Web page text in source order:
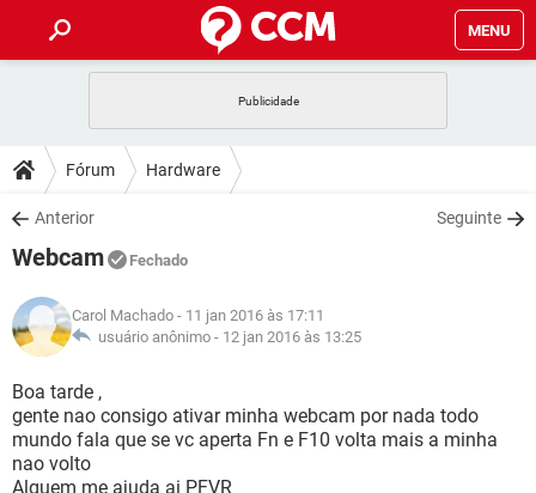
MENU
CELULAR
OUTLOOK
INSTAGRAM
GUIA DE COMPRAS
DICAS
JOGOS
INSTAGRAM GMAIL
GUIA DE COMPRAS
DOWNLOADS
JOGOS
CELULAR
OUTLOOK EXCEL
INSTAGRAM
GUIA DE COMPRAS
JOGOS WHATSAPP
CELULAR
OUTLOOK
INSTAGRAM GMAIL
GUIA DE COMPRAS
GLOSSÁRIO
CELULAR FACEBOOK
OUTLOOK
Fórum Hardware
Anterior Seguinte
Webcam Fechado
Carol Machado - 11 jan 2016 às 17:11
usuário anônimo - 12 jan 2016 às 13:25
Boa tarde ,
gente nao consigo ativar minha webcam por nada todo
mundo fala que se vc aperta Fn e F10 volta mais a minha
nao volto
Alguem me ajuda ai PFVR